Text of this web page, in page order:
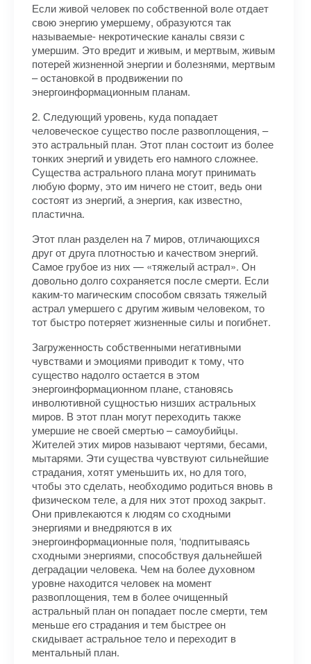
Если живой человек по собственной воле отдает
свою энергию умершему, образуются так
называемые- некротические каналы связи с
умершим. Это вредит и живым, и мертвым, живым
потерей жизненной энергии и болезнями, мертвым
– остановкой в продвижении по
энергоинформационным планам.
2. Следующий уровень, куда попадает
человеческое существо после развоплощения, –
это астральный план. Этот план состоит из более
тонких энергий и увидеть его намного сложнее.
Существа астрального плана могут принимать
любую форму, это им ничего не стоит, ведь они
состоят из энергий, а энергия, как известно,
пластична.
Этот план разделен на 7 миров, отличающихся
друг от друга плотностью и качеством энергий.
Самое грубое из них — «тяжелый астрал». Он
довольно долго сохраняется после смерти. Если
каким-то магическим способом связать тяжелый
астрал умершего с другим живым человеком, то
тот быстро потеряет жизненные силы и погибнет.
Загруженность собственными негативными
чувствами и эмоциями приводит к тому, что
существо надолго остается в этом
энергоинформационном плане, становясь
инволютивной сущностью низших астральных
миров. В этот план могут переходить также
умершие не своей смертью – самоубийцы.
Жителей этих миров называют чертями, бесами,
мытарями. Эти существа чувствуют сильнейшие
страдания, хотят уменьшить их, но для того,
чтобы это сделать, необходимо родиться вновь в
физическом теле, а для них этот проход закрыт.
Они привлекаются к людям со сходными
энергиями и внедряются в их
энергоинформационные поля, ‘подпитываясь
сходными энергиями, способствуя дальнейшей
деградации человека. Чем на более духовном
уровне находится человек на момент
развоплощения, тем в более очищенный
астральный план он попадает после смерти, тем
меньше его страдания и тем быстрее он
скидывает астральное тело и переходит в
ментальный план.